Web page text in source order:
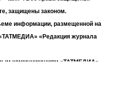
защищены законом.
информации, размещенной на
«Редакция журнала
коммуникациям «ТАТМЕДИА».